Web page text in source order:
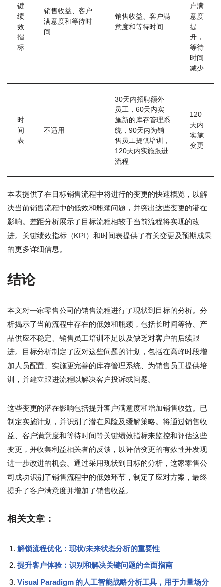
键
绩
效
指
标
销售收益、客户
满意度和等待时
间
销售收益、客户满
意度和等待时间
户满
意度
提
升，
等待
时间
减少
时
间
表
不适用
30天内招聘额外
员工，60天内实
施新的库存管理系
统，90天内为销
售员工提供培训，
120天内实施跟进
流程
120
天内
实施
变更
本表提供了在目标销售流程中将进行的变更的快速概览，以解
决当前销售流程中的低效和瓶颈问题，并突出这些变更的潜在
影响。差距分析展示了目标流程相较于当前流程将实现的改
进。关键绩效指标（KPI）和时间表提供了有关变更及预期成果
的更多详细信息。
结论
本文对一家零售公司的销售流程进行了现状到目标的分析。分
析揭示了当前流程中存在的低效和瓶颈，包括长时间等待、产
品供应不稳定、销售员工培训不足以及缺乏对客户的后续跟
进。目标分析制定了应对这些问题的计划，包括在高峰时段增
加人员配置、实施更完善的库存管理系统、为销售员工提供培
训，并建立跟进流程以解决客户投诉或问题。
这些变更的潜在影响包括提升客户满意度和增加销售收益。已
制定实施计划，并识别了潜在风险及缓解策略。将通过销售收
益、客户满意度和等待时间等关键绩效指标来监控和评估这些
变更，并收集利益相关者的反馈，以评估变更的有效性并发现
进一步改进的机会。通过采用现状到目标的分析，这家零售公
司成功识别了销售流程中的低效环节，制定了应对方案，最终
提升了客户满意度并增加了销售收益。
相关文章：
解锁流程优化：现状/未来状态分析的重要性
提升客户体验：识别和解决关键问题的全面指南
Visual Paradigm 的人工智能战略分析工具，用于力量场分